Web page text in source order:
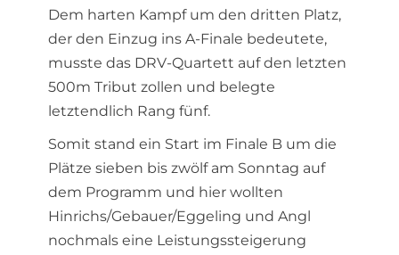
Dem harten Kampf um den dritten Platz,
der den Einzug ins A-Finale bedeutete,
musste das DRV-Quartett auf den letzten
500m Tribut zollen und belegte
letztendlich Rang fünf.
Somit stand ein Start im Finale B um die
Plätze sieben bis zwölf am Sonntag auf
dem Programm und hier wollten
Hinrichs/Gebauer/Eggeling und Angl
nochmals eine Leistungssteigerung